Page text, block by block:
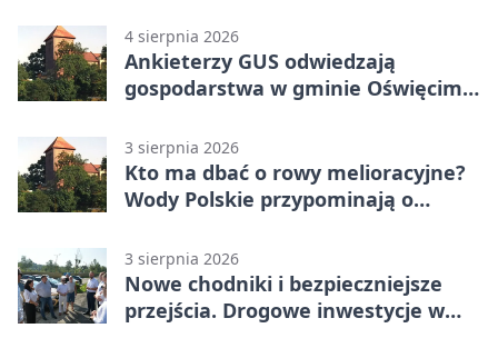
4 sierpnia 2026
Ankieterzy GUS odwiedzają
gospodarstwa w gminie Oświęcim.
3 sierpnia 2026
Kto ma dbać o rowy melioracyjne?
Wody Polskie przypominają o
3 sierpnia 2026
Nowe chodniki i bezpieczniejsze
przejścia. Drogowe inwestycje w